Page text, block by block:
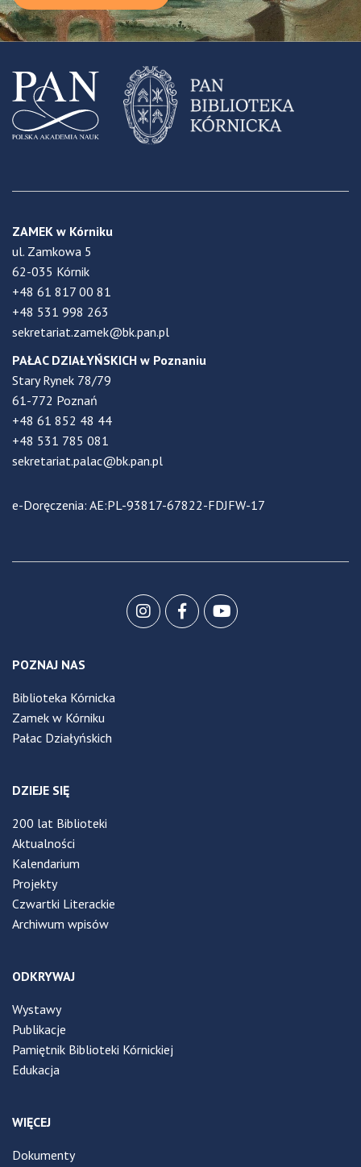
ZAMEK w Kórniku
ul. Zamkowa 5
62-035 Kórnik
+48 61 817 00 81
+48 531 998 263
sekretariat.zamek@bk.pan.pl
PAŁAC DZIAŁYŃSKICH w Poznaniu
Stary Rynek 78/79
61-772 Poznań
+48 61 852 48 44
+48 531 785 081
sekretariat.palac@bk.pan.pl
e-Doręczenia: AE:PL-93817-67822-FDJFW-17
POZNAJ NAS
Biblioteka Kórnicka
Zamek w Kórniku
Pałac Działyńskich
DZIEJE SIĘ
200 lat Biblioteki
Aktualności
Kalendarium
Projekty
Czwartki Literackie
Archiwum wpisów
ODKRYWAJ
Wystawy
Publikacje
Pamiętnik Biblioteki Kórnickiej
Edukacja
WIĘCEJ
Dokumenty